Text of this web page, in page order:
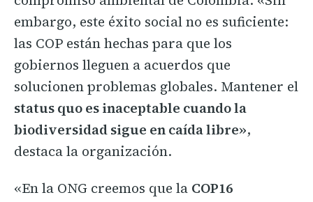
embargo, este éxito social no es suficiente:
las COP están hechas para que los
gobiernos lleguen a acuerdos que
solucionen problemas globales. Mantener el
status quo es inaceptable cuando la
biodiversidad sigue en caída libre»,
destaca la organización.
«En la ONG creemos que la COP16